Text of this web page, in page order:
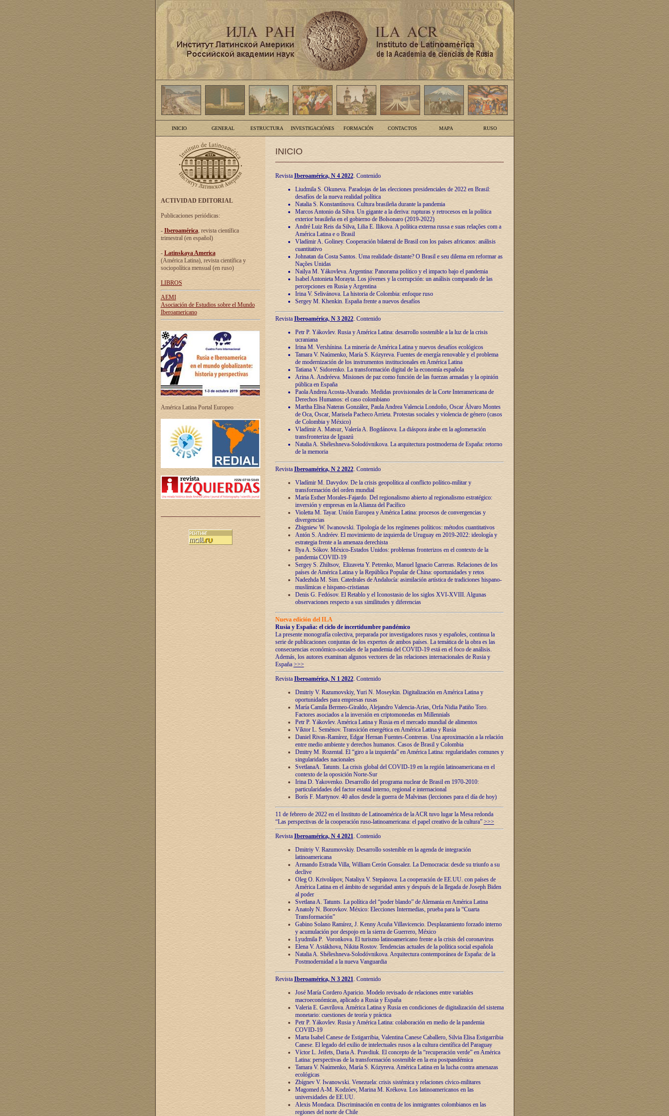
INICIO GENERAL ESTRUCTURA INVESTIGACIÓNES FORMACIÓN CONTACTOS MAPA RUSO
ACTIVIDAD EDITORIAL
Publicaciones periódicas:
- Iberoamérica, revista científica
trimestral (en español)
- Latinskaya America
(América Latina), revista científica y
sociopolítica mensual (en ruso)
LIBROS
AEMI
Asociación de Estudios sobre el Mundo
Iberoamericano
América Latina Portal Europeo
INICIO
Revista Iberoamérica, N 4 2022. Contenido
Liudmila S. Okuneva. Paradojas de las elecciones presidenciales de 2022 en Brasil:
desafíos de la nueva realidad política
Natalia S. Konstantínova. Cultura brasileña durante la pandemia
Marcos Antonio da Silva. Un gigante a la deriva: rupturas y retrocesos en la política
exterior brasileña en el gobierno de Bolsonaro (2019-2022)
André Luiz Reis da Silva, Lilia E. Ilikova. A política externa russa e suas relações com a
América Latina e o Brasil
Vladímir A. Goliney. Cooperación bilateral de Brasil con los países africanos: análisis
cuantitativo
Johnatan da Costa Santos. Uma realidade distante? O Brasil e seu dilema em reformar as
Nações Unidas
Nailya M. Yákovleva. Argentina: Panorama político y el impacto bajo el pandemia
Isabel Antonieta Morayta. Los jóvenes y la corrupción: un análisis comparado de las
percepciones en Rusia y Argentina
Irina V. Selivánova. La historia de Colombia: enfoque ruso
Sergey M. Khenkin. España frente a nuevos desafíos
Revista Iberoamérica, N 3 2022. Contenido
Petr P. Yákovlev. Rusia y América Latina: desarrollo sostenible a la luz de la crisis
ucraniana
Irina M. Vershínina. La minería de América Latina y nuevos desafíos ecológicos
Tamara V. Naúmenko, María S. Kózyreva. Fuentes de energía renovable y el problema
de modernización de los instrumentos institucionales en América Latina
Tatiana V. Sidorenko. La transformación digital de la economía española
Arina A. Andréeva. Misiones de paz como función de las fuerzas armadas y la opinión
pública en España
Paola Andrea Acosta-Alvarado. Medidas provisionales de la Corte Interamericana de
Derechos Humanos: el caso colombiano
Martha Elisa Nateras González, Paula Andrea Valencia Londoño, Oscar Álvaro Montes
de Oca, Oscar, Marisela Pacheco Arrieta. Protestas sociales y violencia de género (casos
de Colombia y México)
Vladímir A. Matsur, Valería A. Bogdánova. La diáspora árabe en la aglomeración
transfronteriza de Iguazú
Natalia A. Shéleshneva-Solodóvnikova. La arquitectura postmoderna de España: retorno
de la memoria
Revista Iberoamérica, N 2 2022. Contenido
Vladímir M. Davydov. De la crisis geopolítica al conflicto político-militar y
transformación del orden mundial
María Esther Morales-Fajardo. Del regionalismo abierto al regionalismo estratégico:
inversión y empresas en la Alianza del Pacífico
Violetta M. Tayar. Unión Europea y América Latina: procesos de convergencias y
divergencias
Zbigniew W. Iwanowski. Tipología de los regímenes políticos: métodos cuantitativos
Antón S. Andréev. El movimiento de izquierda de Uruguay en 2019-2022: ideología y
estrategia frente a la amenaza derechista
Ilya A. Sókov. México-Estados Unidos: problemas fronterizos en el contexto de la
pandemia COVID-19
Sergey S. Zhiltsov, Elizaveta Y. Petrenko, Manuel Ignacio Carreras. Relaciones de los
países de América Latina y la República Popular de China: oportunidades y retos
Nadezhda M. Sim. Catedrales de Andalucía: asimilación artística de tradiciones hispano-
muslímicas e hispano-cristianas
Denis G. Fedósov. El Retablo y el Iconostasio de los siglos XVI-XVIII. Algunas
observaciones respecto a sus similitudes y diferencias
Nueva edición del ILA
Rusia y España: el ciclo de incertidumbre pandémico
La presente monografía colectiva, preparada por investigadores rusos y españoles, continua la
serie de publicaciones conjuntas de los expertos de ambos países. La temática de la obra es las
consecuencias económico-sociales de la pandemia del COVID-19 está en el foco de análisis.
Además, los autores examinan algunos vectores de las relaciones internacionales de Rusia y
España >>>
Revista Iberoamérica, N 1 2022. Contenido
Dmitriy V. Razumovskiy, Yuri N. Moseykin. Digitalización en América Latina y
oportunidades para empresas rusas
María Camila Bermeo-Giraldo, Alejandro Valencia-Arias, Orfa Nidia Patiño Toro.
Factores asociados a la inversión en criptomonedas en Millennials
Petr P. Yákovlev. América Latina y Rusia en el mercado mundial de alimentos
Víktor L. Seménov. Transición energética en América Latina y Rusia
Daniel Rivas-Ramírez, Edgar Hernan Fuentes-Contreras. Una aproximación a la relación
entre medio ambiente y derechos humanos. Casos de Brasil y Colombia
Dmitry M. Rozental. El “giro a la izquierda” en América Latina: regularidades comunes y
singularidades nacionales
SvetlanaA. Tatunts. La crisis global del COVID-19 en la región latinoamericana en el
contexto de la oposición Norte-Sur
Irina D. Yakovenko. Desarrollo del programa nuclear de Brasil en 1970-2010:
particularidades del factor estatal interno, regional e internacional
Borís F. Martynov. 40 años desde la guerra de Malvinas (lecciones para el día de hoy)
11 de febrero de 2022 en el Instituto de Latinoamérica de la ACR tuvo lugar la Mesa redonda
“Las perspectivas de la cooperación ruso-latinoamericana: el papel creativo de la cultura” >>>
Revista Iberoamérica, N 4 2021. Contenido
Dmitriy V. Razumovskiy. Desarrollo sostenible en la agenda de integración
latinoamericana
Armando Estrada Villa, William Cerón Gonsalez. La Democracia: desde su triunfo a su
declive
Oleg O. Krivolápov, Nataliya V. Stepánova. La cooperación de EE.UU. con países de
América Latina en el ámbito de seguridad antes y después de la llegada de Joseph Biden
al poder
Svetlana A. Tatunts. La política del “poder blando” de Alemania en América Latina
Anatoly N. Borovkov. México: Elecciones Intermedias, prueba para la “Cuarta
Transformación”
Gabino Solano Ramírez, J. Kenny Acuña Villavicencio. Desplazamiento forzado interno
y acumulación por despojo en la sierra de Guerrero, México
Lyudmila P. Voronkova. El turismo latinoamericano frente a la crisis del coronavirus
Elena V. Astákhova, Nikita Rostov. Tendencias actuales de la política social española
Natalia A. Shéleshneva-Solodóvnikova. Arquitectura contemporánea de España: de la
Postmodernidad a la nueva Vanguardia
Revista Iberoamérica, N 3 2021. Contenido
José María Cordero Aparicio. Modelo revisado de relaciones entre variables
macroeconómicas, aplicado a Rusia y España
Valeria E. Gavrílova. América Latina y Rusia en condiciones de digitalización del sistema
monetario: cuestiones de teoría y práctica
Petr P. Yákovlev. Rusia y América Latina: colaboración en medio de la pandemia
COVID-19
Marta Isabel Canese de Estigarribia, Valentina Canese Caballero, Silvia Elisa Estigarribia
Canese. El legado del exilio de intelectuales rusos a la cultura científica del Paraguay
Víctor L. Jeifets, Daria A. Pravdiuk. El concepto de la “recuperación verde” en América
Latina: perspectivas de la transformación sostenible en la era postpandémica
Tamara V. Naúmenko, María S. Kózyreva. América Latina en la lucha contra amenazas
ecológicas
Zbígnev V. Iwanowski. Venezuela: crisis sistémica y relaciones cívico-militares
Magomed A-M. Kodzóev, Marina M. Krékova. Los latinoamericanos en las
universidades de EE.UU.
Alexis Mondaca. Discriminación en contra de los inmigrantes colombianos en las
regiones del norte de Chile